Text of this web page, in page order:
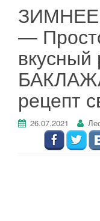
—
вкусный
рецепт
26.07.2021